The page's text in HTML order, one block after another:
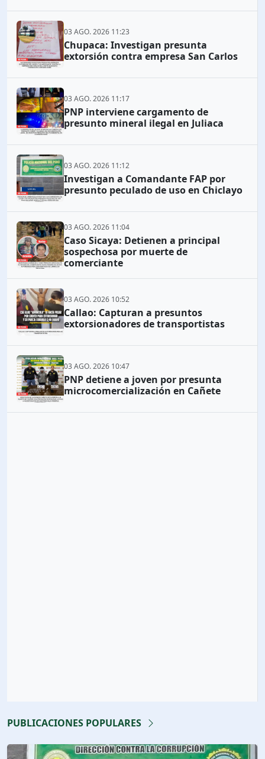
03 AGO. 2026 11:23
Chupaca: Investigan presunta
extorsión contra empresa San Carlos
03 AGO. 2026 11:17
PNP interviene cargamento de
presunto mineral ilegal en Juliaca
03 AGO. 2026 11:12
Investigan a Comandante FAP por
presunto peculado de uso en Chiclayo
03 AGO. 2026 11:04
Caso Sicaya: Detienen a principal
sospechosa por muerte de
comerciante
03 AGO. 2026 10:52
Callao: Capturan a presuntos
extorsionadores de transportistas
03 AGO. 2026 10:47
PNP detiene a joven por presunta
microcomercialización en Cañete
PUBLICACIONES POPULARES